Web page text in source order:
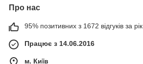
Про нас
95% позитивних з 1672 відгуків за рік
Працює з 14.06.2016
м. Київ